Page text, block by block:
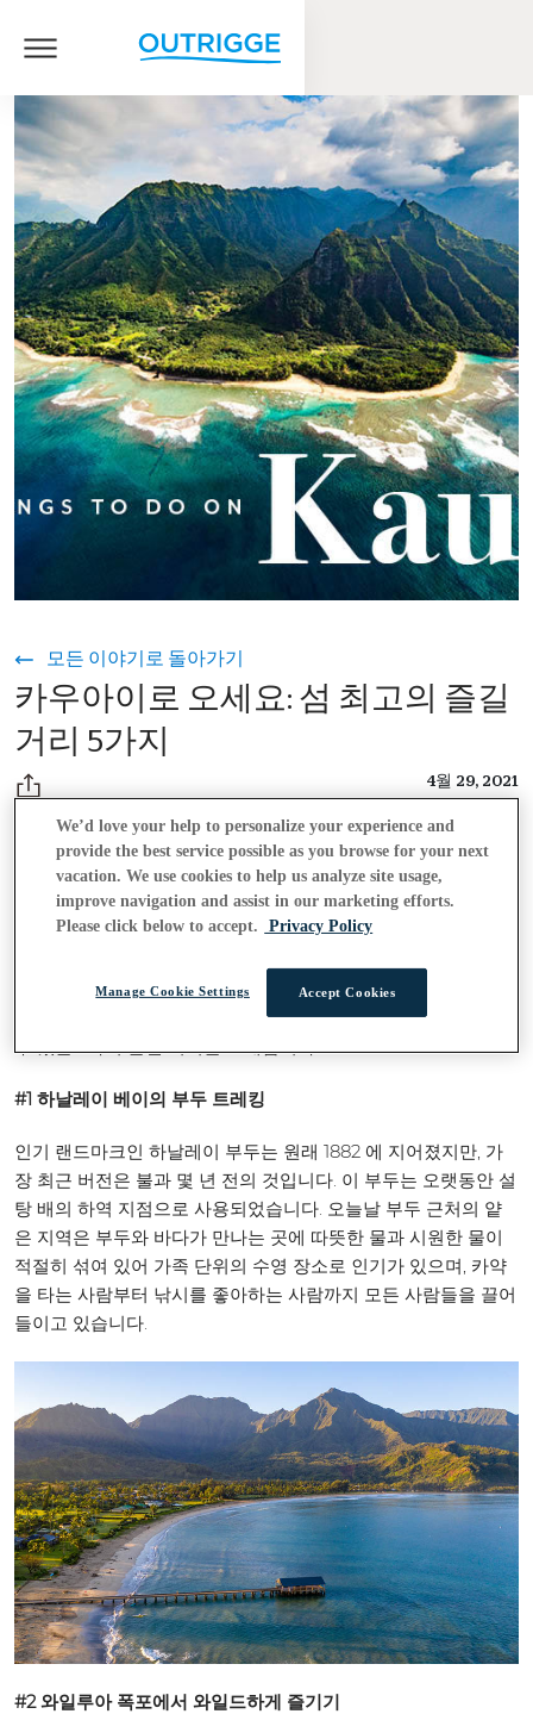
모든 이야기로 돌아가기
카우아이로 오세요: 섬 최고의 즐길
거리 5가지
4월 29, 2021
카우아이에서는 모든 것이 평온하고 낙원과 재회하는 기분이 그
어느 때보다 좋습니다. 카우아이에 머물 계획이든 아일랜드 호
계획 중이든, 여유롭고 푸르른 어드벤처를 찾고 있다면 카
할 상징적인 명소까지 카우아이에는 탐험할 수 있는 웅장한 자연
이 가득합니다. 아름다운 가든 아일랜드( ")에서 지금 바로 즐길
수 있는 5가지 즐길 거리를 소개합니다."
#1 하날레이 베이의 부두 트레킹
인기 랜드마크인 하날레이 부두는 원래 1882 에 지어졌지만, 가
장 최근 버전은 불과 몇 년 전의 것입니다. 이 부두는 오랫동안 설
탕 배의 하역 지점으로 사용되었습니다. 오늘날 부두 근처의 얕
은 지역은 부두와 바다가 만나는 곳에 따뜻한 물과 시원한 물이
적절히 섞여 있어 가족 단위의 수영 장소로 인기가 있으며, 카약
을 타는 사람부터 낚시를 좋아하는 사람까지 모든 사람들을 끌어
들이고 있습니다.
#2 와일루아 폭포에서 와일드하게 즐기기
We’d love your help to personalize your experience and
provide the best service possible as you browse for your next
vacation. We use cookies to help us analyze site usage,
improve navigation and assist in our marketing efforts.
Please click below to accept.
Privacy Policy
Accept Cookies
Manage Cookie Settings